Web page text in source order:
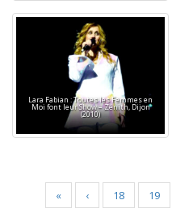
Lara Fabian : Toutes les Femmes en
Moi font leur Show – Zénith, Dijon
(2010)
« ‹ 18 19